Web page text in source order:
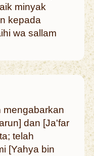
minyak
kepada
wa sallam
mengabarkan
dan [Ja'far
telah
[Yahya bin